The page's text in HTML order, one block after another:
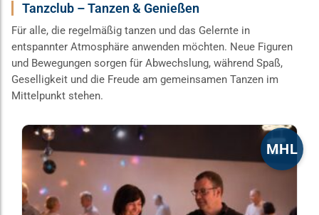
Tanzclub – Tanzen & Genießen
Für alle, die regelmäßig tanzen und das Gelernte in
entspannter Atmosphäre anwenden möchten. Neue Figuren
und Bewegungen sorgen für Abwechslung, während Spaß,
Geselligkeit und die Freude am gemeinsamen Tanzen im
Mittelpunkt stehen.
MHL
Dieses
Produkt
weist
mehrere
Varianten